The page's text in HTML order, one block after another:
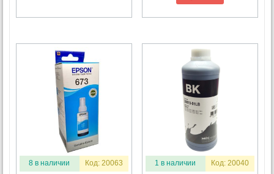
8 в наличии Код: 20063 1 в наличии Код: 20040